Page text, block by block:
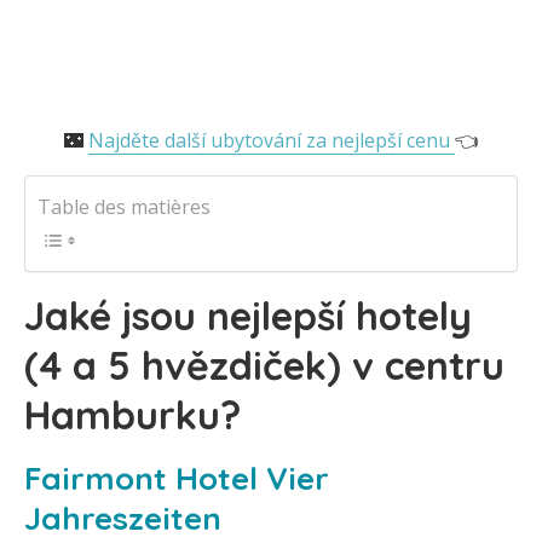
🌃 Najděte další ubytování za nejlepší cenu 👈
Table des matières
Jaké jsou nejlepší hotely
(4 a 5 hvězdiček) v centru
Hamburku?
Fairmont Hotel Vier
Jahreszeiten